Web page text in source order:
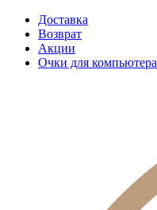
Доставка
Возврат
Акции
Очки для компьютера